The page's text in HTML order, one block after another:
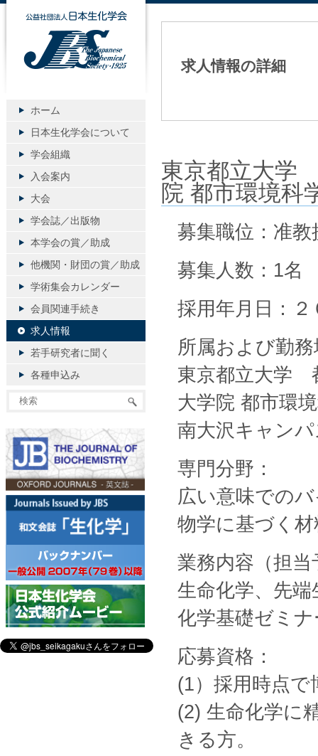
求人情報の詳細
東京都立大学
院 都市環境
募集職位：准教
募集人数：1名
採用年月日：
所属および勤
東京都立大学
大学院 都市環
南大沢キャン
専門分野：
広い意味での
物学に基づく
業務内容（担
生命化学、先
化学基礎ゼミ
応募資格：
(1）採用時点
(2) 生命化学に
きる方。
公益社団法人日本生化学会
ホーム
日本生化学会について
学会組織
入会案内
大会
学会誌／出版物
本学会の賞／助成
他機関・財団の賞／助成
学術集会カレンダー
会員関連手続き
求人情報
若手研究者に聞く
各種申込み